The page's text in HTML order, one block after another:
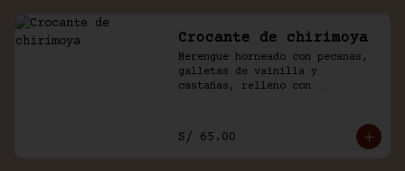
Crocante de chirimoya
Merengue horneado con pecanas,
galletas de vainilla y
castañas, relleno con
S/ 65.00